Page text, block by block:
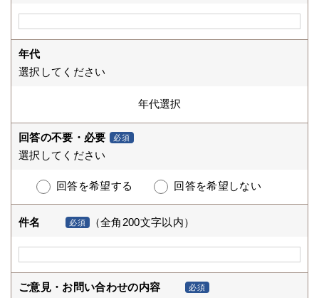
年代
選択してください
回答の不要・必要 必須
選択してください
回答を希望する 回答を希望しない
件名 必須 （全角200文字以内）
ご意見・お問い合わせの内容 必須